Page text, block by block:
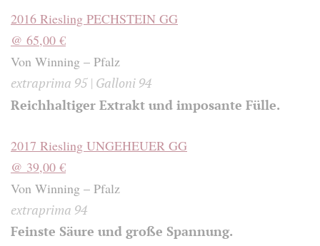
2016 Riesling PECHSTEIN GG
@ 65,00 €
Von Winning – Pfalz
extraprima 95 | Galloni 94
Reichhaltiger Extrakt und imposante Fülle.
2017 Riesling UNGEHEUER GG
@ 39,00 €
Von Winning – Pfalz
extraprima 94
Feinste Säure und große Spannung.